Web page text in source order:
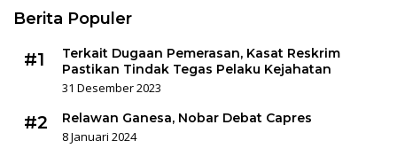
Berita Populer
#1
Terkait Dugaan Pemerasan, Kasat Reskrim
Pastikan Tindak Tegas Pelaku Kejahatan
31 Desember 2023
#2
Relawan Ganesa, Nobar Debat Capres
8 Januari 2024